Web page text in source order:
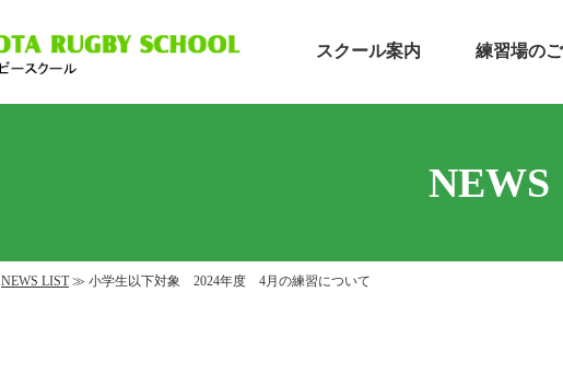
スクール案内 練習場の
NEWS
NEWS LIST≫ 小学生以下対象 2024年度 4月の練習について